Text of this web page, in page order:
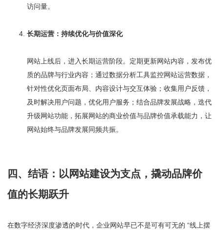
访问量。
长期运营：持续优化与价值深化
网站上线后，进入长期运营阶段。定期更新网站内容，发布优
质的品牌与行业内容；通过数据分析工具监控网站运营数据，
针对性优化页面布局、内容设计与交互体验；收集用户反馈，
及时解决用户问题，优化用户服务；结合品牌发展战略，迭代
升级网站功能，拓展网站的商业价值与品牌价值承载能力，让
网站始终与品牌发展同频共振。
四、结语：以网站建设为支点，撬动品牌价
值的长期跃升
在数字经济深度渗透的时代，企业网站早已不是可有可无的 “线上摆